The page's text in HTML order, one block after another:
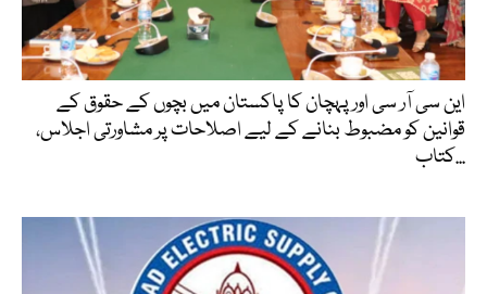
این سی آر سی اور پہچان کا پاکستان میں بچوں کے حقوق کے
قوانین کو مضبوط بنانے کے لیے اصلاحات پر مشاورتی اجلاس،
کتاب...